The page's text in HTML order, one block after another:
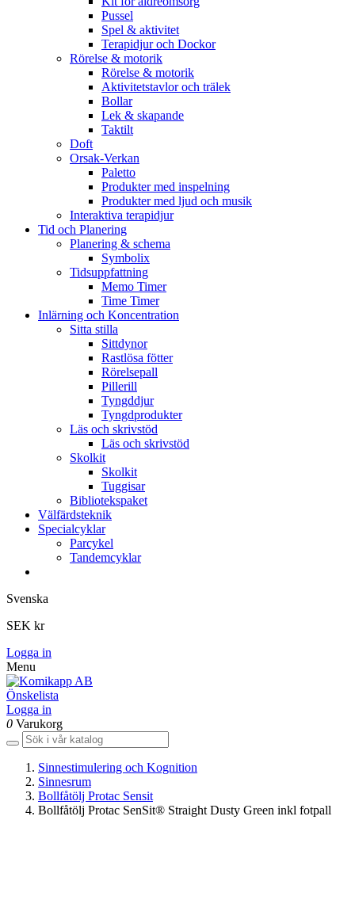
Pussel
Spel & aktivitet
Terapidjur och Dockor
Rörelse & motorik
Rörelse & motorik
Aktivitetstavlor och trälek
Bollar
Lek & skapande
Taktilt
Doft
Orsak-Verkan
Paletto
Produkter med inspelning
Produkter med ljud och musik
Interaktiva terapidjur
Tid och Planering
Planering & schema
Symbolix
Tidsuppfattning
Memo Timer
Time Timer
Inlärning och Koncentration
Sitta stilla
Sittdynor
Rastlösa fötter
Rörelsepall
Pillerill
Tyngddjur
Tyngdprodukter
Läs och skrivstöd
Läs och skrivstöd
Skolkit
Skolkit
Tuggisar
Bibliotekspaket
Välfärdsteknik
Specialcyklar
Parcykel
Tandemcyklar
Svenska
SEK kr
Logga in
Menu
Önskelista
Logga in
0 Varukorg
Sinnestimulering och Kognition
Sinnesrum
Bollfåtölj Protac Sensit
Bollfåtölj Protac SenSit® Straight Dusty Green inkl fotpall